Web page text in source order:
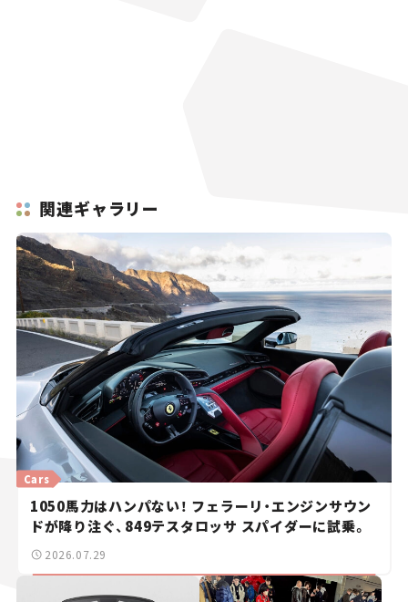
関連ギャラリー
Cars
1050馬力はハンパない！ フェラーリ・エンジンサウン
ドが降り注ぐ、849テスタロッサ スパイダーに試乗。
2026.07.29